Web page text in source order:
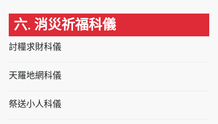
六. 消災祈福科儀
討糧求財科儀
天羅地網科儀
祭送小人科儀